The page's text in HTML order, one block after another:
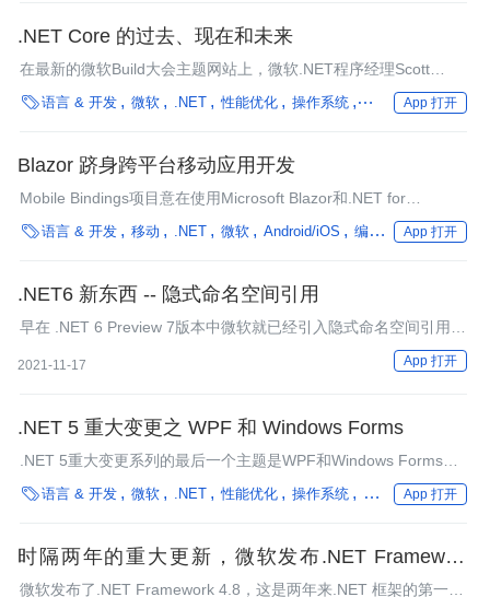
.NET Core 的过去、现在和未来
在最新的微软Build大会主题网站上，微软.NET程序经理Scott
Hunter发表了一篇文章，指出.NET Core是.NET的未来。
语言 & 开发 微软 .NET 性能优化 操作系统 编程语言 框架
App 打开
Blazor 跻身跨平台移动应用开发
Mobile Bindings项目意在使用Microsoft Blazor和.NET for
iOS/Android实现跨平台移动应用开发。
语言 & 开发 移动 .NET 微软 Android/iOS 编程语言 框架
App 打开
.NET6 新东西 -- 隐式命名空间引用
早在 .NET 6 Preview 7版本中微软就已经引入隐式命名空间引用。
在.NET Preview 7这个版本中这个功能是默认开启的，如果需要禁
用它的化就需要配置DisableImplicitNamespaceImports来禁用，
需要通过
2021-11-17 App 打开
.NET 5 重大变更之 WPF 和 Windows Forms
.NET 5重大变更系列的最后一个主题是WPF和Windows Forms。
这些桌面技术在.NET Core 3.0之前是不可用的，因为.NET Core
的早期版本主要专注于基于Web的应用程序（ASP.NET Core）。
语言 & 开发 微软 .NET 性能优化 操作系统 框架 App 打开
时隔两年的重大更新，微软发布.NET Framework
4.8
微软发布了.NET Framework 4.8，这是两年来.NET 框架的第一个